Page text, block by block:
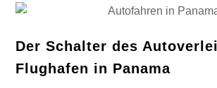
Der Schalter des
Flughafen in Panama